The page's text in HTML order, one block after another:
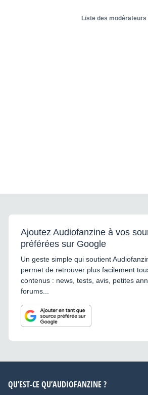
Liste des modérateurs
Ajoutez Audiofanzine à vos
préférées sur Google
Un geste simple qui soutient
permet de retrouver plus facilement
contenus : news, tests, avis, petites
forums...
QU’EST-CE QU’AUDIOFANZINE ?